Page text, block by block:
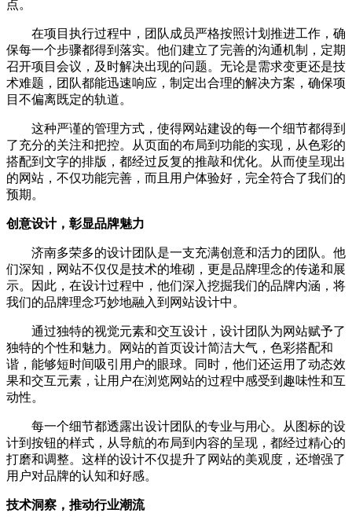
点。
在项目执行过程中，团队成员严格按照计划推进工作，确
保每一个步骤都得到落实。他们建立了完善的沟通机制，定期
召开项目会议，及时解决出现的问题。无论是需求变更还是技
术难题，团队都能迅速响应，制定出合理的解决方案，确保项
目不偏离既定的轨道。
这种严谨的管理方式，使得网站建设的每一个细节都得到
了充分的关注和把控。从页面的布局到功能的实现，从色彩的
搭配到文字的排版，都经过反复的推敲和优化。从而使呈现出
的网站，不仅功能完善，而且用户体验好，完全符合了我们的
预期。
创意设计，彰显品牌魅力
济南多荣多的设计团队是一支充满创意和活力的团队。他
们深知，网站不仅仅是技术的堆砌，更是品牌理念的传递和展
示。因此，在设计过程中，他们深入挖掘我们的品牌内涵，将
我们的品牌理念巧妙地融入到网站设计中。
通过独特的视觉元素和交互设计，设计团队为网站赋予了
独特的个性和魅力。网站的首页设计简洁大气，色彩搭配和
谐，能够短时间吸引用户的眼球。同时，他们还运用了动态效
果和交互元素，让用户在浏览网站的过程中感受到趣味性和互
动性。
每一个细节都透露出设计团队的专业与用心。从图标的设
计到按钮的样式，从导航的布局到内容的呈现，都经过精心的
打磨和调整。这样的设计不仅提升了网站的美观度，还增强了
用户对品牌的认知和好感。
技术洞察，推动行业潮流